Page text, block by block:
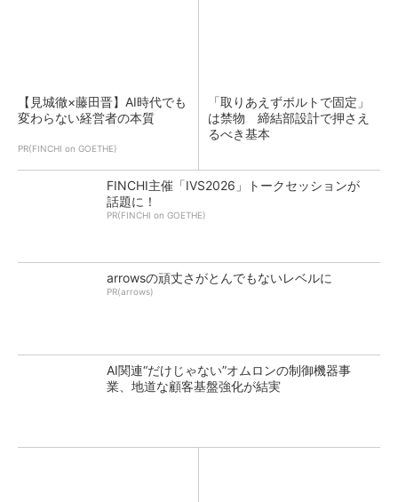
【見城徹×藤田晋】AI時代でも
変わらない経営者の本質
PR(FINCHI on GOETHE)
「取りあえずボルトで固定」
は禁物 締結部設計で押さえ
るべき基本
FINCHI主催「IVS2026」トークセッションが
話題に！
PR(FINCHI on GOETHE)
arrowsの頑丈さがとんでもないレベルに
PR(arrows)
AI関連“だけじゃない”オムロンの制御機器事
業、地道な顧客基盤強化が結実